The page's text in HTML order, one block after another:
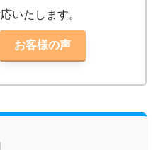
いたします。
お客様の声